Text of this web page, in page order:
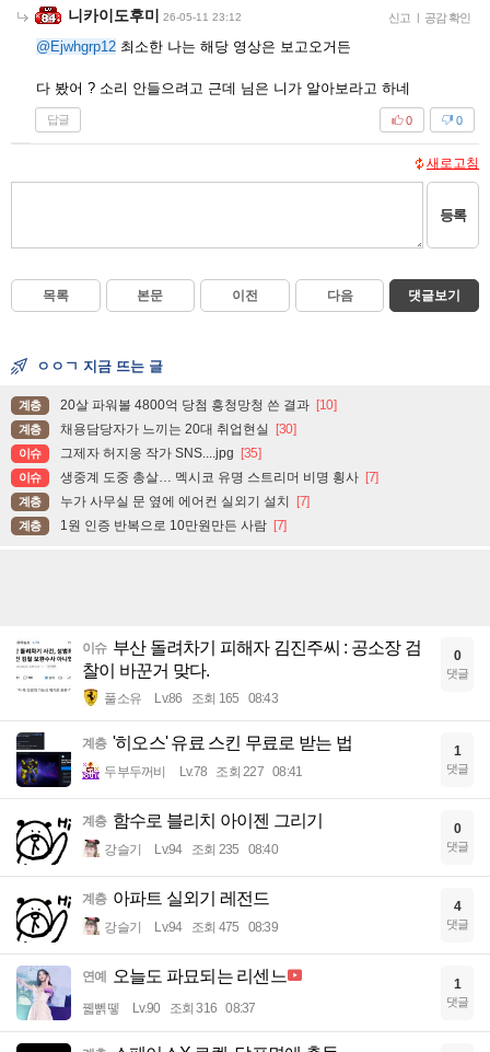
니카이도후미 26-05-11 23:12 신고 공감 확인
@Ejwhgrp12 최소한 나는 해당 영상은 보고오거든
다 봤어 ? 소리 안들으려고 근데 님은 니가 알아보라고 하네
답글 0
0
새로고침
등록
목록 본문 이전 다음 댓글보기
ㅇㅇㄱ 지금 뜨는 글
계층 20살 파워볼 4800억 당첨 흥청망청 쓴 결과 [10]
계층 채용담당자가 느끼는 20대 취업현실 [30]
이슈 그제자 허지웅 작가 SNS....jpg [35]
이슈 생중계 도중 총살… 멕시코 유명 스트리머 비명 횡사 [7]
계층 누가 사무실 문 옆에 에어컨 실외기 설치 [7]
계층 1원 인증 반복으로 10만원만든 사람 [7]
이슈 부산 돌려차기 피해자 김진주씨 : 공소장 검
찰이 바꾼거 맞다.
풀소유 Lv.86 조회 165 08:43
0
댓글
계층 '히오스' 유료 스킨 무료로 받는 법
두부두꺼비 Lv.78 조회 227 08:41
1
댓글
계층 함수로 블리치 아이젠 그리기
강슬기 Lv.94 조회 235 08:40
0
댓글
계층 아파트 실외기 레전드
강슬기 Lv.94 조회 475 08:39
4
댓글
연예 오늘도 파묘되는 리센느
꿻뻵뗗 Lv.90 조회 316 08:37
1
댓글